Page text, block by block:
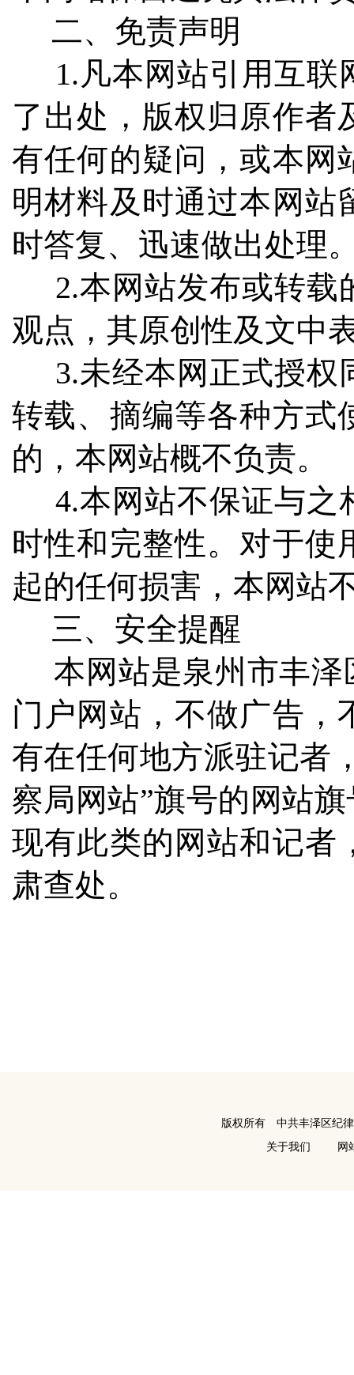
二、免责声明
1.凡本网站引用互联
了出处，版权归原作者
有任何的疑问，或本网
明材料及时通过本网站
时答复、迅速做出处理
2.本网站发布或转载
观点，其原创性及文中
3.未经本网正式授权
转载、摘编等各种方式
的，本网站概不负责。
4.本网站不保证与之
时性和完整性。对于使
起的任何损害，本网站
三、安全提醒
本网站是泉州市丰泽
门户网站，不做广告，
有在任何地方派驻记者
察局网站”旗号的网站
现有此类的网站和记者
肃查处。
版权所有 中共丰泽区纪
关于我们
网